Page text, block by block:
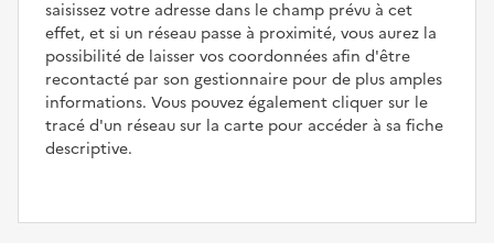
saisissez votre adresse dans le champ prévu à cet
effet, et si un réseau passe à proximité, vous aurez la
possibilité de laisser vos coordonnées afin d'être
recontacté par son gestionnaire pour de plus amples
informations. Vous pouvez également cliquer sur le
tracé d'un réseau sur la carte pour accéder à sa fiche
descriptive.